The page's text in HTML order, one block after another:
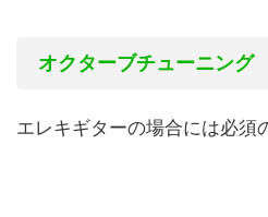
オクターブチューニング
エレキギターの場合には必須